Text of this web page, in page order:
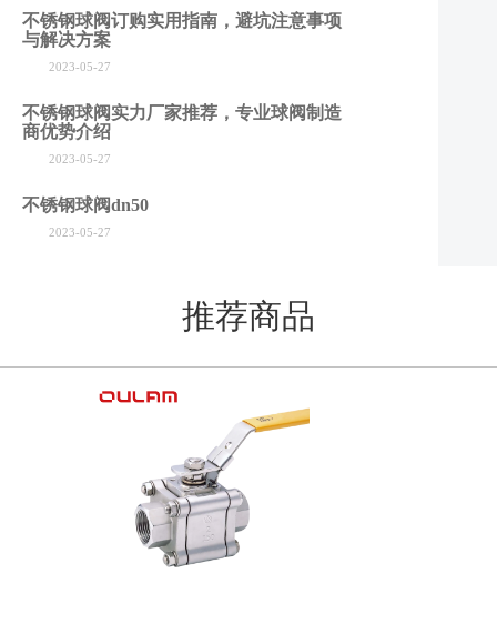
不锈钢球阀订购实用指南，避坑注意事项
与解决方案
2023-05-27
不锈钢球阀实力厂家推荐，专业球阀制造
商优势介绍
2023-05-27
不锈钢球阀dn50
2023-05-27
推荐商品